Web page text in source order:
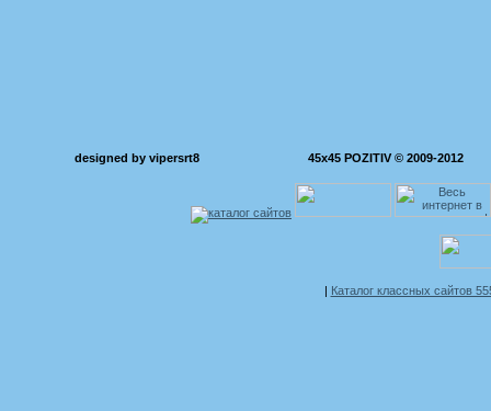
designed by vipersrt8 45x45 POZITIV © 2009-2012
Каталог классных сайтов